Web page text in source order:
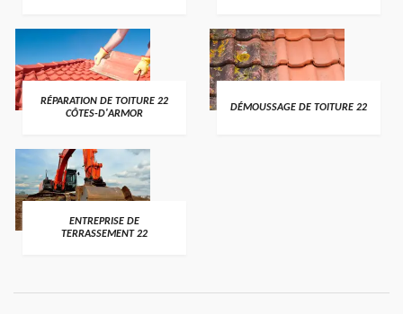
RÉPARATION DE TOITURE 22
CÔTES-D'ARMOR
DÉMOUSSAGE DE TOITURE 22
ENTREPRISE DE
TERRASSEMENT 22